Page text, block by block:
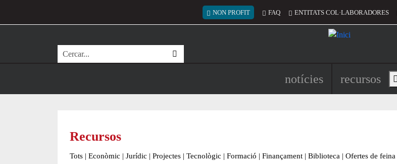
Menú del compte d'usuari
NON PROFIT FAQ ENTITATS COL·LABORADORES
Cerca
Navegació principal
notícies recursos
Recursos
Tots | Econòmic | Jurídic | Projectes | Tecnològic | Formació | Finançament | Biblioteca | Ofertes de feina